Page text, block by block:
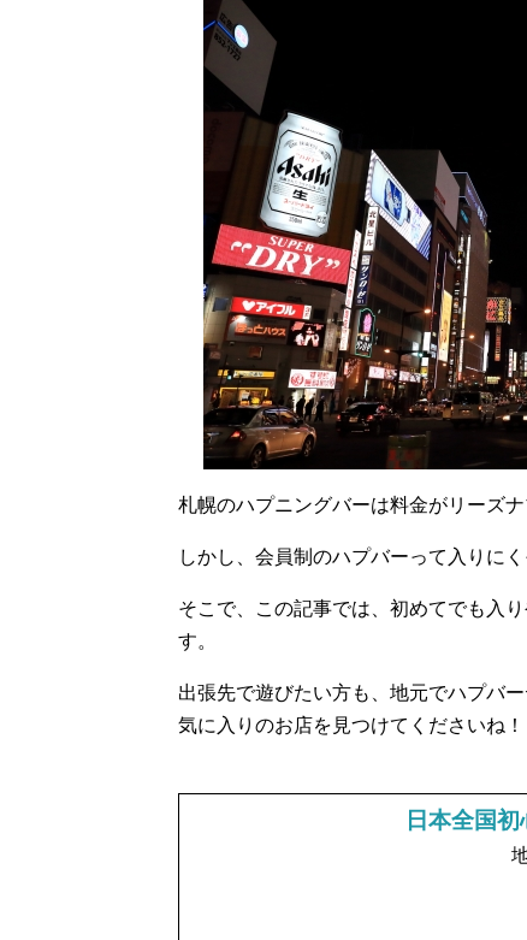
札幌のハプニングバーは料金がリーズ
しかし、会員制のハプバーって入りに
そこで、この記事では、初めてでも入
す。
出張先で遊びたい方も、地元でハプバ
気に入りのお店を見つけてくださいね！
日本全国